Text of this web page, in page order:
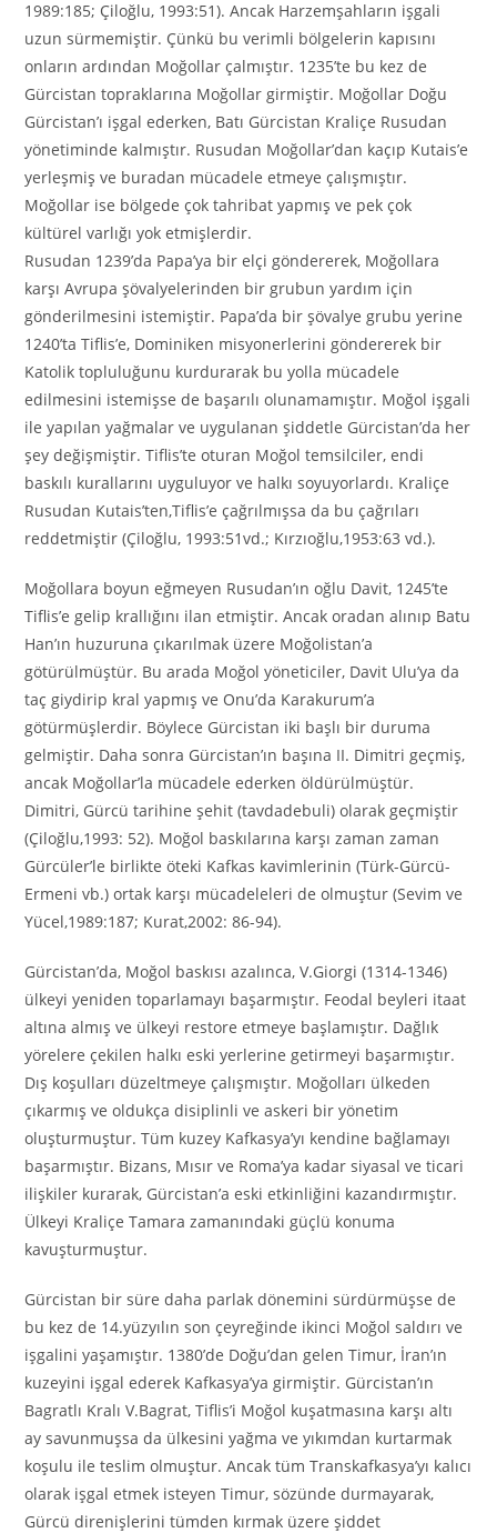
1989:185; Çiloğlu, 1993:51). Ancak Harzemşahların işgali
uzun sürmemiştir. Çünkü bu verimli bölgelerin kapısını
onların ardından Moğollar çalmıştır. 1235’te bu kez de
Gürcistan topraklarına Moğollar girmiştir. Moğollar Doğu
Gürcistan’ı işgal ederken, Batı Gürcistan Kraliçe Rusudan
yönetiminde kalmıştır. Rusudan Moğollar’dan kaçıp Kutais’e
yerleşmiş ve buradan mücadele etmeye çalışmıştır.
Moğollar ise bölgede çok tahribat yapmış ve pek çok
kültürel varlığı yok etmişlerdir.
Rusudan 1239’da Papa’ya bir elçi göndererek, Moğollara
karşı Avrupa şövalyelerinden bir grubun yardım için
gönderilmesini istemiştir. Papa’da bir şövalye grubu yerine
1240’ta Tiflis’e, Dominiken misyonerlerini göndererek bir
Katolik topluluğunu kurdurarak bu yolla mücadele
edilmesini istemişse de başarılı olunamamıştır. Moğol işgali
ile yapılan yağmalar ve uygulanan şiddetle Gürcistan’da her
şey değişmiştir. Tiflis’te oturan Moğol temsilciler, endi
baskılı kurallarını uyguluyor ve halkı soyuyorlardı. Kraliçe
Rusudan Kutais’ten,Tiflis’e çağrılmışsa da bu çağrıları
reddetmiştir (Çiloğlu, 1993:51vd.; Kırzıoğlu,1953:63 vd.).
Moğollara boyun eğmeyen Rusudan’ın oğlu Davit, 1245’te
Tiflis’e gelip krallığını ilan etmiştir. Ancak oradan alınıp Batu
Han’ın huzuruna çıkarılmak üzere Moğolistan’a
götürülmüştür. Bu arada Moğol yöneticiler, Davit Ulu’ya da
taç giydirip kral yapmış ve Onu’da Karakurum’a
götürmüşlerdir. Böylece Gürcistan iki başlı bir duruma
gelmiştir. Daha sonra Gürcistan’ın başına II. Dimitri geçmiş,
ancak Moğollar’la mücadele ederken öldürülmüştür.
Dimitri, Gürcü tarihine şehit (tavdadebuli) olarak geçmiştir
(Çiloğlu,1993: 52). Moğol baskılarına karşı zaman zaman
Gürcüler’le birlikte öteki Kafkas kavimlerinin (Türk-Gürcü-
Ermeni vb.) ortak karşı mücadeleleri de olmuştur (Sevim ve
Yücel,1989:187; Kurat,2002: 86-94).
Gürcistan’da, Moğol baskısı azalınca, V.Giorgi (1314-1346)
ülkeyi yeniden toparlamayı başarmıştır. Feodal beyleri itaat
altına almış ve ülkeyi restore etmeye başlamıştır. Dağlık
yörelere çekilen halkı eski yerlerine getirmeyi başarmıştır.
Dış koşulları düzeltmeye çalışmıştır. Moğolları ülkeden
çıkarmış ve oldukça disiplinli ve askeri bir yönetim
oluşturmuştur. Tüm kuzey Kafkasya’yı kendine bağlamayı
başarmıştır. Bizans, Mısır ve Roma’ya kadar siyasal ve ticari
ilişkiler kurarak, Gürcistan’a eski etkinliğini kazandırmıştır.
Ülkeyi Kraliçe Tamara zamanındaki güçlü konuma
kavuşturmuştur.
Gürcistan bir süre daha parlak dönemini sürdürmüşse de
bu kez de 14.yüzyılın son çeyreğinde ikinci Moğol saldırı ve
işgalini yaşamıştır. 1380’de Doğu’dan gelen Timur, İran’ın
kuzeyini işgal ederek Kafkasya’ya girmiştir. Gürcistan’ın
Bagratlı Kralı V.Bagrat, Tiflis’i Moğol kuşatmasına karşı altı
ay savunmuşsa da ülkesini yağma ve yıkımdan kurtarmak
koşulu ile teslim olmuştur. Ancak tüm Transkafkasya’yı kalıcı
olarak işgal etmek isteyen Timur, sözünde durmayarak,
Gürcü direnişlerini tümden kırmak üzere şiddet